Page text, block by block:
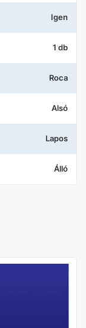
Igen
1 db
Roca
Alsó
Lapos
Álló